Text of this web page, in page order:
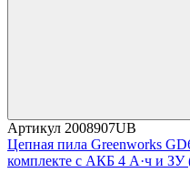
Артикул 2008907UB
Цепная пила Greenworks
комплекте с АКБ 4 А·ч и ЗУ